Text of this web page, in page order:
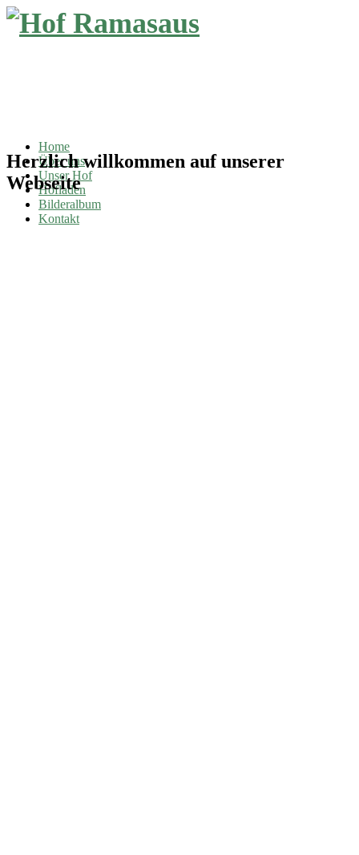
Home
Über uns
Unser Hof
Hofladen
Bilderalbum
Kontakt
Herzlich willkommen auf unserer
Webseite